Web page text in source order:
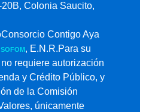
Colonia Saucito,
Contigo Aya
SOFOM , E.N.R.Para su
requiere autorización
y Crédito Público, y
de la Comisión
únicamente